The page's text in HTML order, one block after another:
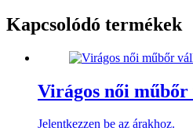
Kapcsolódó termékek
Virágos női műbőr
Jelentkezzen be az árakhoz.